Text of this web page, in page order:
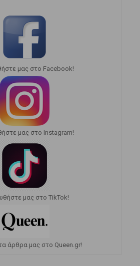
μας στο Facebook!
μας στο Instagram!
μας στο TikTok!
άρθρα μας στο Queen.gr!